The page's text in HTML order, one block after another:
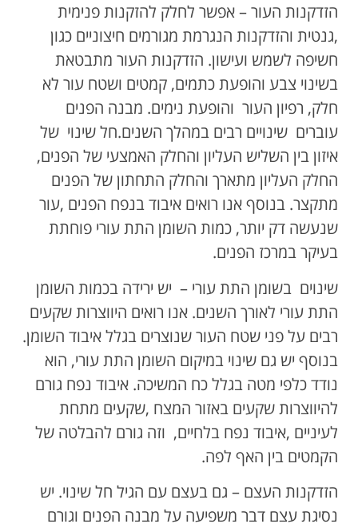
הזדקנות העור – אפשר לחלק להזקנות פנימית
,גנטית והזדקנות הנגרמת מגורמים חיצוניים כגון
חשיפה לשמש ועישון. הזדקנות העור מתבטאת
בשינוי צבע והופעת כתמים, קמטים ושטח עור לא
חלק, רפיון העור והופעת נימים. מבנה הפנים
עוברים שינויים רבים במהלך השנים.חל שינוי של
איזון בין השליש העליון והחלק האמצעי של הפנים,
החלק העליון מתארך והחלק התחתון של הפנים
מתקצר. בנוסף אנו רואים איבוד בנפח הפנים ,עור
שנעשה דק יותר, כמות השומן התת עורי פוחתת
בעיקר במרכז הפנים.
שינוים בשומן התת עורי – יש ירידה בכמות השומן
התת עורי לאורך השנים. אנו רואים היווצרות שקעים
רבים על פני שטח העור שנוצרים בגלל איבוד השומן.
בנוסף יש גם שינוי במיקום השומן התת עורי, הוא
נודד כלפי מטה בגלל כח המשיכה. איבוד נפח גורם
להיווצרות שקעים באזור המצח ,שקעים מתחת
לעיניים ,איבוד נפח בלחיים, וזה גורם להבלטה של
הקמטים בין האף לפה.
הזדקנות העצם – גם בעצם עם הגיל חל שינוי. יש
נסיגת עצם דבר משפיעה על מבנה הפנים וגורם